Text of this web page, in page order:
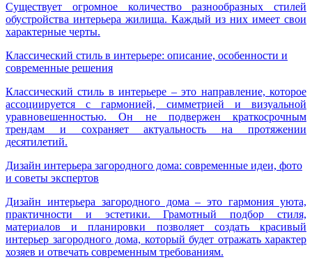
Существует огромное количество разнообразных стилей
обустройства интерьера жилища. Каждый из них имеет свои
характерные черты.
Классический стиль в интерьере: описание, особенности и
современные решения
Классический стиль в интерьере – это направление, которое
ассоциируется с гармонией, симметрией и визуальной
уравновешенностью. Он не подвержен краткосрочным
трендам и сохраняет актуальность на протяжении
десятилетий.
Дизайн интерьера загородного дома: современные идеи, фото
и советы экспертов
Дизайн интерьера загородного дома – это гармония уюта,
практичности и эстетики. Грамотный подбор стиля,
материалов и планировки позволяет создать красивый
интерьер загородного дома, который будет отражать характер
хозяев и отвечать современным требованиям.